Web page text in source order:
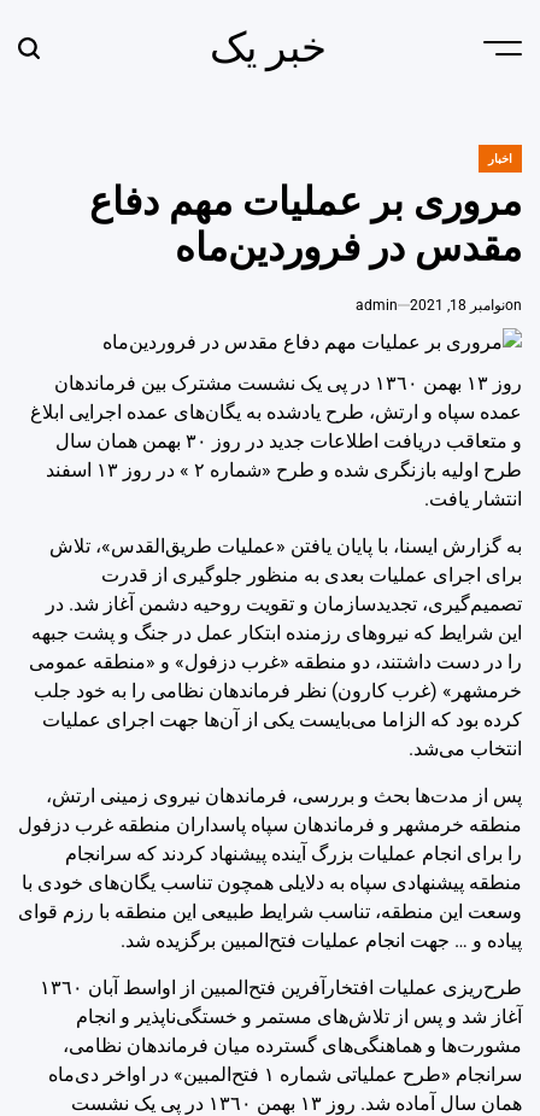
Menu خبر یک
POSTED
اخبار
مروری بر عملیات‌ مهم دفاع
مقدس در فروردین‌ماه
onنوامبر 18, 2021 admin
روز ‌١٣ بهمن ‌١٣٦٠ در پی یک نشست مشترک بین فرماندهان
عمده سپاه و ارتش، طرح یادشده به یگان‌های عمده اجرایی ابلاغ
و متعاقب دریافت اطلاعات جدید در روز ‌٣٠ بهمن همان سال
طرح اولیه بازنگری شده و طرح «شماره ‌٢ » در روز ‌١٣ اسفند
انتشار یافت.
به گزارش ایسنا، با پایان یافتن «عملیات طریق‌القدس»، تلاش
برای اجرای عملیات بعدی به منظور جلوگیری از قدرت
تصمیم‌گیری، تجدیدسازمان و تقویت روحیه دشمن آغاز شد. در
این شرایط که نیروهای رزمنده ابتکار عمل در جنگ و پشت جبهه
را در دست داشتند، دو منطقه «غرب دزفول» و «منطقه عمومی
خرمشهر» (غرب کارون) نظر فرماندهان نظامی را به خود جلب
کرده بود که الزاما می‌بایست یکی از آن‌ها جهت اجرای عملیات
انتخاب می‌شد.
پس از مدت‌ها بحث و بررسی، فرماندهان نیروی زمینی ارتش،
منطقه خرمشهر و فرماندهان سپاه پاسداران منطقه غرب دزفول
را برای انجام عملیات بزرگ آینده پیشنهاد کردند که سرانجام
منطقه پیشنهادی سپاه به دلایلی همچون تناسب یگان‌های خودی با
وسعت این منطقه، تناسب شرایط طبیعی این منطقه با رزم قوای
پیاده و … جهت انجام عملیات فتح‌المبین برگزیده شد.
طرح‌ریزی عملیات افتخارآفرین فتح‌المبین از اواسط آبان ‌١٣٦٠
آغاز شد و پس از تلاش‌های مستمر و خستگی‌ناپذیر و انجام
مشورت‌ها و هماهنگی‌های گسترده میان فرماندهان نظامی،
سرانجام «طرح عملیاتی شماره ‌١ فتح‌المبین» در اواخر دی‌ماه
همان سال آماده شد. روز ‌١٣ بهمن ‌١٣٦٠ در پی یک نشست